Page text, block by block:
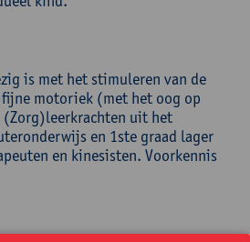
is met het stimuleren van de
motoriek (met het oog op
uit het
en 1ste graad lager
en kinesisten. Voorkennis